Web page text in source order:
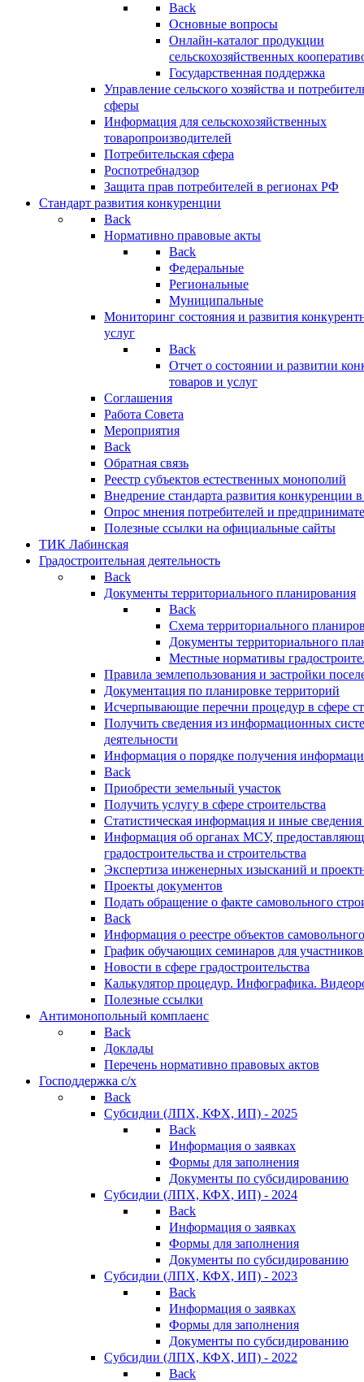
Back
Основные вопросы
Онлайн-каталог продукции
сельскохозяйственных
Государственная поддержка
Управление сельского хозяйства и
сферы
Информация для сельскохозяйственных
товаропроизводителей
Потребительская сфера
Роспотребнадзор
Защита прав потребителей в регионах РФ
Стандарт развития конкуренции
Back
Нормативно правовые акты
Back
Федеральные
Региональные
Муниципальные
Мониторинг состояния и развития
услуг
Back
Отчет о состоянии и развитии
товаров и услуг
Соглашения
Работа Совета
Мероприятия
Back
Обратная связь
Реестр субъектов естественных монополий
Внедрение стандарта развития конкуренции
Опрос мнения потребителей и
Полезные ссылки на официальные сайты
ТИК Лабинская
Градостроительная деятельность
Back
Документы территориального планирования
Back
Схема территориального
Документы территориального
Местные нормативы
Правила землепользования и застройки
Документация по планировке территорий
Исчерпывающие перечни процедур в сфере
Получить сведения из информационных
деятельности
Информация о порядке получения
Back
Приобрести земельный участок
Получить услугу в сфере строительства
Статистическая информация и иные сведения
Информация об органах МСУ,
градостроительства и строительства
Экспертиза инженерных изысканий и
Проекты документов
Подать обращение о факте самовольного
Back
Информация о реестре объектов
График обучающих семинаров для участников
Новости в сфере градостроительства
Калькулятор процедур. Инфографика.
Полезные ссылки
Антимонопольный комплаенс
Back
Доклады
Перечень нормативно правовых актов
Господдержка с/х
Back
Субсидии (ЛПХ, КФХ, ИП) - 2025
Back
Информация о заявках
Формы для заполнения
Документы по субсидированию
Субсидии (ЛПХ, КФХ, ИП) - 2024
Back
Информация о заявках
Формы для заполнения
Документы по субсидированию
Субсидии (ЛПХ, КФХ, ИП) - 2023
Back
Информация о заявках
Формы для заполнения
Документы по субсидированию
Субсидии (ЛПХ, КФХ, ИП) - 2022
Back